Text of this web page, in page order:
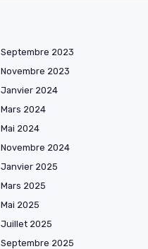
Septembre 2023
Novembre 2023
Janvier 2024
Mars 2024
Mai 2024
Novembre 2024
Janvier 2025
Mars 2025
Mai 2025
Juillet 2025
Septembre 2025